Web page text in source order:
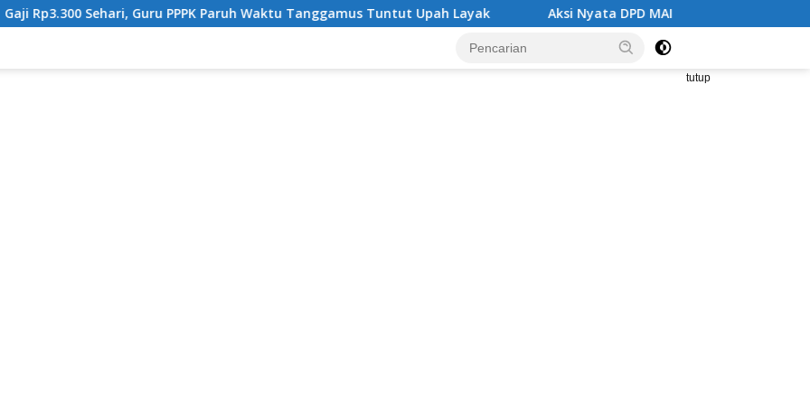
Guru PPPK Paruh Waktu Tanggamus Tuntut Upah Layak Aksi Nyata DPD MAI Tanggamus: Edukasi Bahaya
tutup